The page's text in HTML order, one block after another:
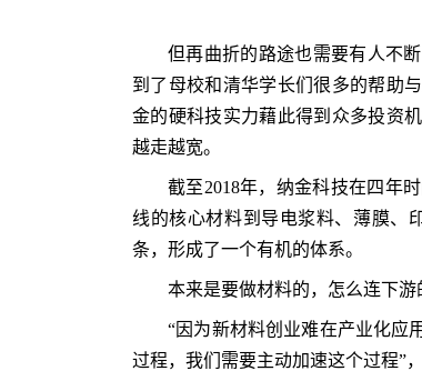
但再曲折的路途也需要有人不
到了母校和清华学长们很多的帮助
金的硬科技实力藉此得到众多投资
越走越宽。
截至2018年，纳金科技在四年
线的核心材料到导电浆料、薄膜、
条，形成了一个有机的体系。
本来是要做材料的，怎么连下游
“因为新材料创业难在产业化应
过程，我们需要主动加速这个过程”，